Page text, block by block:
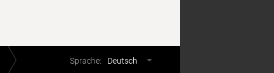
Sprache: Deutsch